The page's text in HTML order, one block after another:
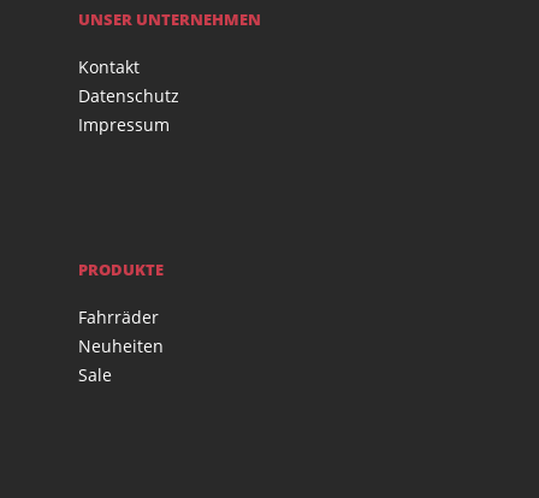
UNSER UNTERNEHMEN
Kontakt
Datenschutz
Impressum
PRODUKTE
Fahrräder
Neuheiten
Sale